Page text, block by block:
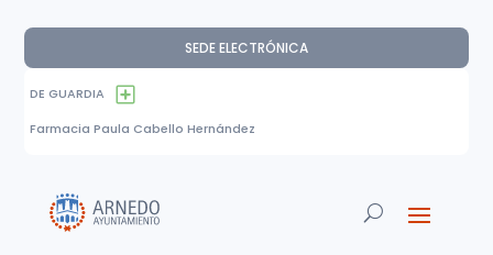
SEDE ELECTRÓNICA
DE GUARDIA
Farmacia Paula Cabello Hernández